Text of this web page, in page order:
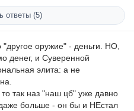
ответы (5)
оружие" - деньги. НО,
денег, и Суверенной
элита: а не
так наз "наш цб" уже давно
больше - он бы и НЕстал